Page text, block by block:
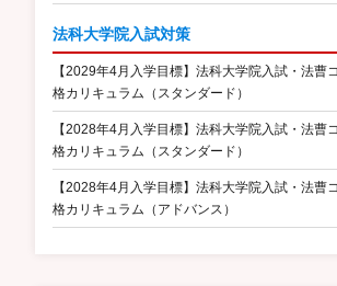
法科大学院入試対策
【2029年4月入学目標】法科大学院入試・法曹
格カリキュラム（スタンダード）
【2028年4月入学目標】法科大学院入試・法曹
格カリキュラム（スタンダード）
【2028年4月入学目標】法科大学院入試・法曹
格カリキュラム（アドバンス）